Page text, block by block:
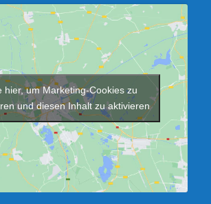
hier, um Marketing-Cookies zu
und diesen Inhalt zu aktivieren